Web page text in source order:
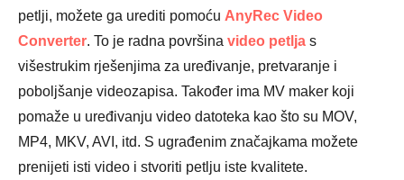
petlji, možete ga urediti pomoću AnyRec Video
Converter. To je radna površina video petlja s
višestrukim rješenjima za uređivanje, pretvaranje i
poboljšanje videozapisa. Također ima MV maker koji
pomaže u uređivanju video datoteka kao što su MOV,
MP4, MKV, AVI, itd. S ugrađenim značajkama možete
prenijeti isti video i stvoriti petlju iste kvalitete.